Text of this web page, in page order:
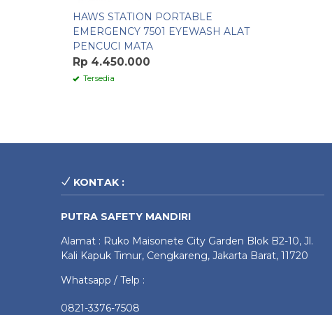
HAWS STATION PORTABLE
EMERGENCY 7501 EYEWASH ALAT
PENCUCI MATA
Rp 4.450.000
Tersedia
KONTAK :
PUTRA SAFETY MANDIRI
Alamat : Ruko Maisonete City Garden Blok B2-10, Jl.
Kali Kapuk Timur, Cengkareng, Jakarta Barat, 11720
Whatsapp / Telp :
0821-3376-7508